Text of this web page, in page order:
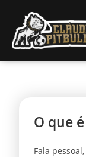
O que
Fala